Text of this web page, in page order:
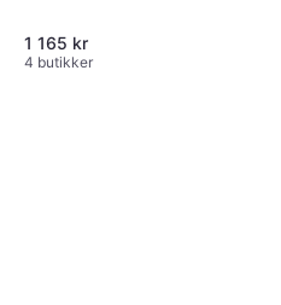
1 165 kr
4 butikker